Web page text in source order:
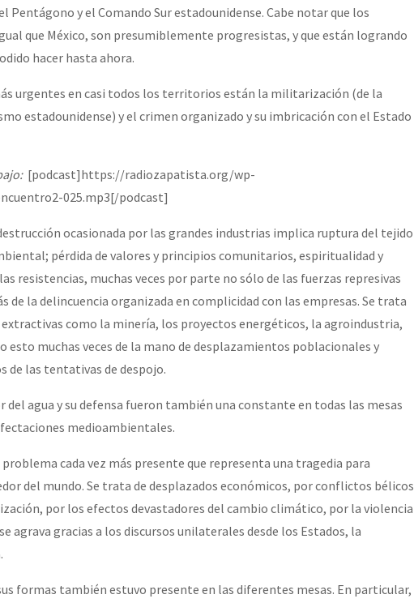
Pentágono y el Comando Sur estadounidense. Cabe notar que los
que México, son presumiblemente progresistas, y que están logrando
hacer hasta ahora.
urgentes en casi todos los territorios están la militarización (de la
estadounidense) y el crimen organizado y su imbricación con el Estado
[podcast]https://radiozapatista.org/wp-
025.mp3[/podcast]
ocasionada por las grandes industrias implica ruptura del tejido
pérdida de valores y principios comunitarios, espiritualidad y
resistencias, muchas veces por parte no sólo de las fuerzas represivas
de la delincuencia organizada en complicidad con las empresas. Se trata
como la minería, los proyectos energéticos, la agroindustria,
esto muchas veces de la mano de desplazamientos poblacionales y
de las tentativas de despojo.
agua y su defensa fueron también una constante en todas las mesas
medioambientales.
cada vez más presente que representa una tragedia para
del mundo. Se trata de desplazados económicos, por conflictos bélicos
por los efectos devastadores del cambio climático, por la violencia
agrava gracias a los discursos unilaterales desde los Estados, la
formas también estuvo presente en las diferentes mesas. En particular,